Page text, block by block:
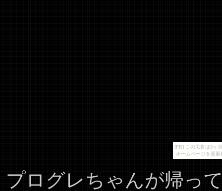
[PR] この広告は3ヶ
ホームページを更
プログレちゃんが帰っ